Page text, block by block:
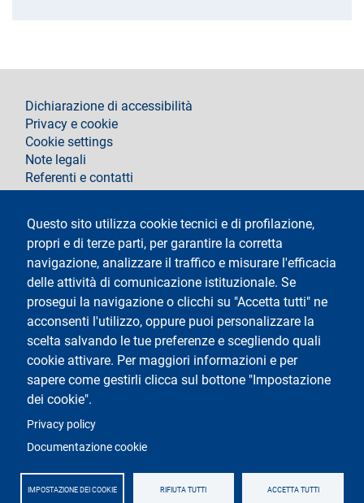
Questo sito utilizza cookie tecnici e di profilazione,
propri e di terze parti, per garantire la corretta
navigazione, analizzare il traffico e misurare l'efficacia
delle attività di comunicazione istituzionale. Se
prosegui la navigazione o clicchi su "Accetta tutti" ne
acconsenti l'utilizzo, oppure puoi personalizzare la
scelta salvando le tue preferenze e scegliendo quali
cookie attivare. Per maggiori informazioni e per
sapere come gestirli clicca sul bottone "Impostazione
dei cookie".
Privacy policy
Documentazione cookie
IMPOSTAZIONE DEI COOKIE RIFIUTA TUTTI ACCETTA TUTTI
footer
Dichiarazione di accessibilità
Privacy e cookie
Cookie settings
Note legali
Referenti e contatti
Testo
Università degli Studi di Milano
Via Festa del Perdono 7 - 20122 Milano
Tel.+39 02 5032 5032
Posta elettronica certificata
Logo